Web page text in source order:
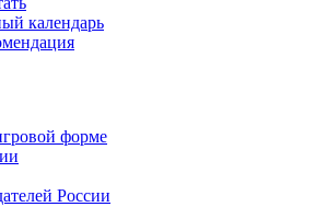
календарь
форме
России